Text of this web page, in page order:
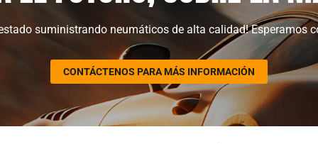
suministrando neumáticos de alta calidad! Esperamos
CONTÁCTENOS PARA MÁS INFORMACIÓN